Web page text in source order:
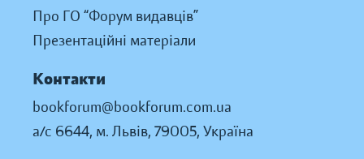
Про ГО “Форум видавців”
Презентаційні матеріали
Контакти
bookforum@bookforum.com.ua
а/с 6644, м. Львів, 79005, Україна